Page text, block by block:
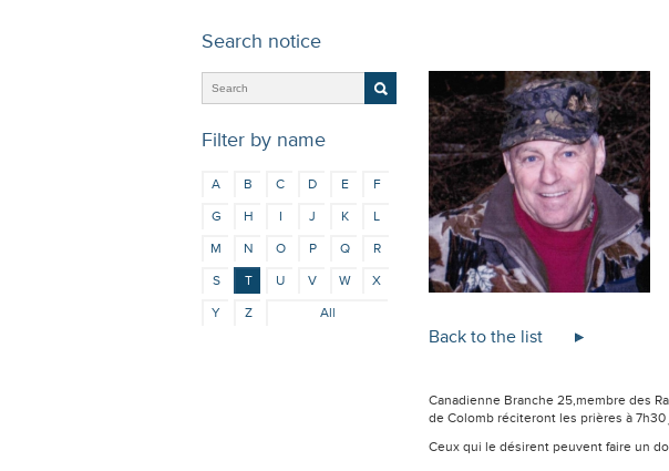
Search notice
Filter by name
A B C D E
F
G
H I J K
L
M
N O P Q
R
S
T U V W
X
Y
Z All
Back to the list
Canadienne Branche 25,membre des
de Colomb réciteront les prières à
Ceux qui le désirent peuvent faire un